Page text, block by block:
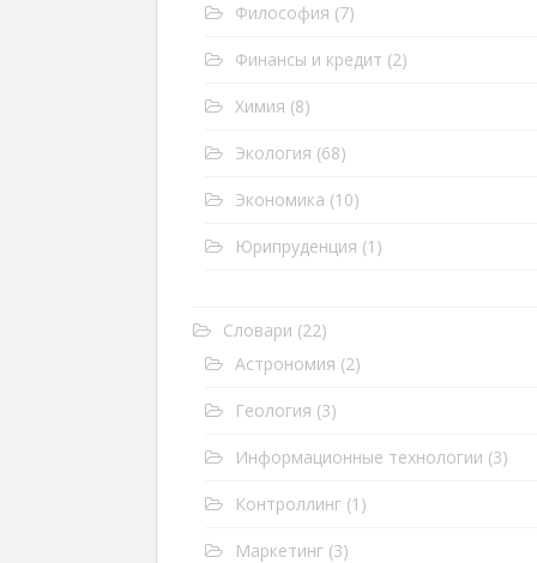
Философия (7)
Финансы и кредит (2)
Химия (8)
Экология (68)
Экономика (10)
Юрипруденция (1)
Словари (22)
Астрономия (2)
Геология (3)
Информационные технологии (3)
Контроллинг (1)
Маркетинг (3)